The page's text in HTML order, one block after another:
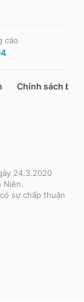
cáo
Chính sách bảo
24.3.2020
Niên.
sự chấp thuận